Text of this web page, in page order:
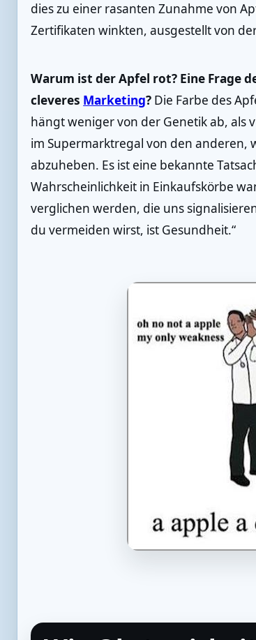
dies zu einer rasanten Zunahme von
Zertifikaten winkten, ausgestellt von
Warum ist der Apfel rot? Eine Frage
cleveres Marketing? Die Farbe des
hängt weniger von der Genetik ab, als
im Supermarktregal von den anderen,
abzuheben. Es ist eine bekannte
Wahrscheinlichkeit in Einkaufskörbe
verglichen werden, die uns
du vermeiden wirst, ist Gesundheit.“